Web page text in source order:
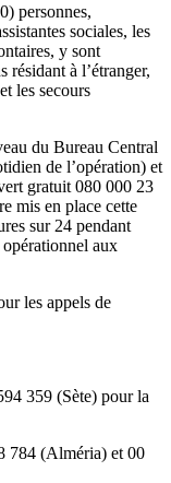
personnes,
sociales, les
y sont
résidant à l’étranger,
les secours
du Bureau Central
de l’opération) et
gratuit 080 000 23
mis en place cette
sur 24 pendant
aux
les appels de
359 (Sète) pour la
784 (Alméria) et 00